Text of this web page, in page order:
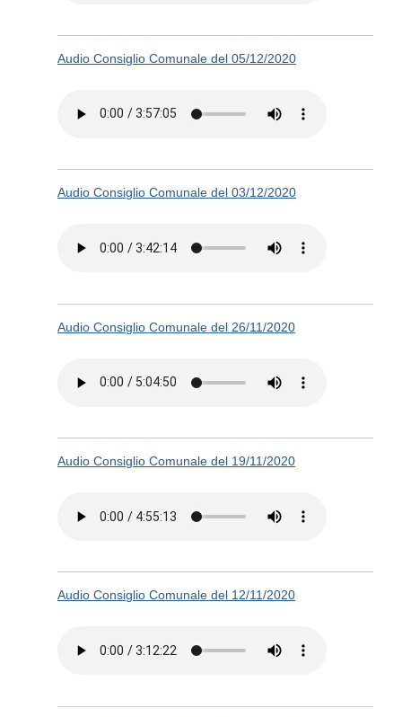
Audio Consiglio Comunale del 05/12/2020
Audio Consiglio Comunale del 03/12/2020
Audio Consiglio Comunale del 26/11/2020
Audio Consiglio Comunale del 19/11/2020
Audio Consiglio Comunale del 12/11/2020